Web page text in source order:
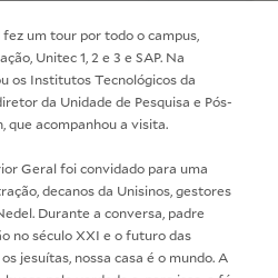
um tour por todo o campus,
Unitec 1, 2 e 3 e SAP. Na
os Institutos Tecnológicos da
da Unidade de Pesquisa e Pós-
que acompanhou a visita.
Geral foi convidado para uma
decanos da Unisinos, gestores
Durante a conversa, padre
no século XXI e o futuro das
jesuítas, nossa casa é o mundo. A